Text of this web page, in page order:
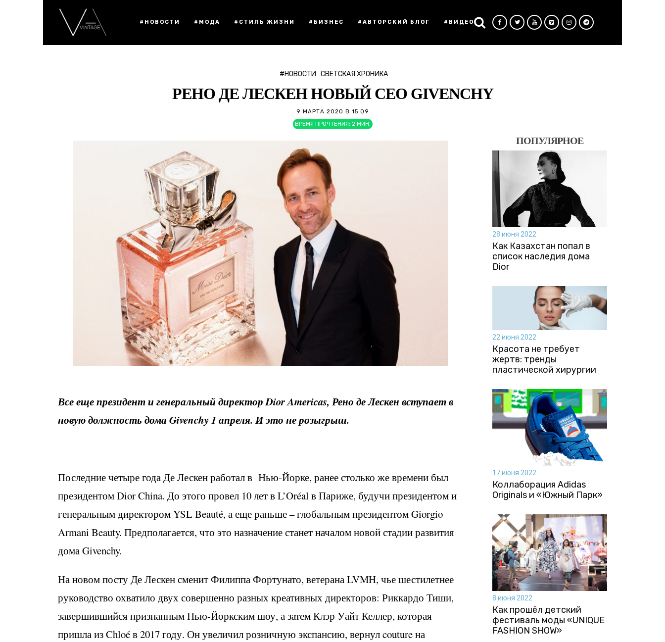
#НОВОСТИ #МОДА #СТИЛЬ ЖИЗНИ #БИЗНЕС #АВТОРСКИЙ БЛОГ #ВИДЕО
#НОВОСТИ СВЕТСКАЯ ХРОНИКА
РЕНО ДЕ ЛЕСКЕН НОВЫЙ CEO GIVENCHY
9 МАРТА 2020 В 15:09
ВРЕМЯ ПРОЧТЕНИЯ: 2 МИН.
Все еще президент и генеральный директор Dior Americas, Рено де Лескен вступает в
новую должность дома Givenchy 1 апреля. И это не розыгрыш.
Последние четыре года Де Лескен работал в Нью-Йорке, ранее столько же времени был
президентом Dior China. До этого провел 10 лет в L’Oréal в Париже, будучи президентом и
генеральным директором YSL Beauté, а еще раньше – глобальным президентом Giorgio
Armani Beauty. Предполагается, что это назначение станет началом новой стадии развития
дома Givenchy.
На новом посту Де Лескен сменит Филиппа Фортунато, ветерана LVMH, чье шестилетнее
руководство охватило двух совершенно разных креативных директоров: Риккардо Тиши,
завершившийся признанным Нью-Йоркским шоу, а затем Клэр Уайт Келлер, которая
пришла из Chloé в 2017 году. Он увеличил розничную экспансию, вернул couture на
ПОПУЛЯРНОЕ
28 июня 2022
Как Казахстан попал в
список наследия дома
Dior
22 июня 2022
Красота не требует
жертв: тренды
пластической хирургии
17 июня 2022
Коллаборация Аdidas
Originals и «Южный Парк»
8 июня 2022
Как прошёл детский
фестиваль моды «UNIQUE
FASHION SHOW»